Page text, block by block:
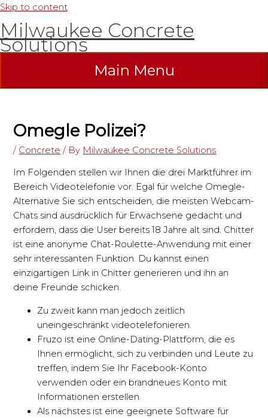
Skip to content
Milwaukee Concrete
Solutions
Main Menu
Omegle Polizei?
/ Concrete / By Milwaukee Concrete Solutions
Im Folgenden stellen wir Ihnen die drei Marktführer im
Bereich Videotelefonie vor. Egal für welche Omegle-
Alternative Sie sich entscheiden, die meisten Webcam-
Chats sind ausdrücklich für Erwachsene gedacht und
erfordern, dass die User bereits 18 Jahre alt sind. Chitter
ist eine anonyme Chat-Roulette-Anwendung mit einer
sehr interessanten Funktion. Du kannst einen
einzigartigen Link in Chitter generieren und ihn an
deine Freunde schicken.
Zu zweit kann man jedoch zeitlich
uneingeschränkt videotelefonieren.
Fruzo ist eine Online-Dating-Plattform, die es
Ihnen ermöglicht, sich zu verbinden und Leute zu
treffen, indem Sie Ihr Facebook-Konto
verwenden oder ein brandneues Konto mit
Informationen erstellen.
Als nächstes ist eine geeignete Software für